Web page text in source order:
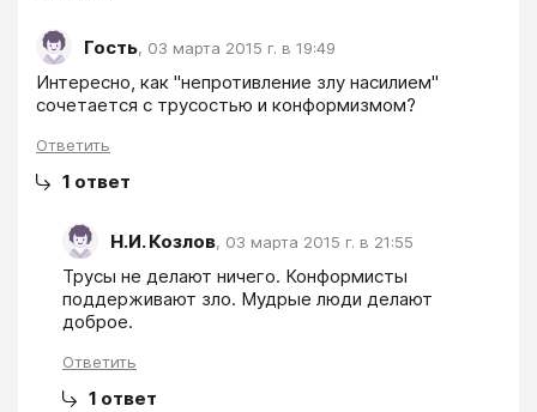
Гость, 03 марта 2015 г. в 19:49
Интересно, как "непротивление злу насилием"
сочетается с трусостью и конформизмом?
Ответить
1 ответ
Н.И. Козлов, 03 марта 2015 г. в 21:55
Трусы не делают ничего. Конформисты
поддерживают зло. Мудрые люди делают
доброе.
Ответить
1 ответ